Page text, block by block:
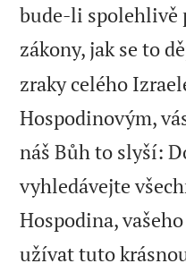
bude-li spolehlivě
zákony, jak se to
zraky celého
Hospodinovým,
náš Bůh to slyší:
vyhledávejte
Hospodina,
užívat tuto